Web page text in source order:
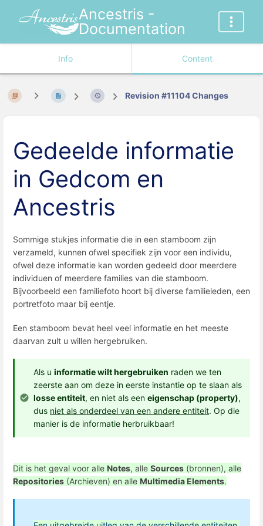
Ancestris -
Documentation
Info Content
Revision #11104 Changes
Gedeelde informatie
in Gedcom en
Ancestris
Sommige stukjes informatie die in een stamboom zijn
verzameld, kunnen ofwel specifiek zijn voor een individu,
ofwel deze informatie kan worden gedeeld door meerdere
individuen of meerdere families van die stamboom.
Bijvoorbeeld een familiefoto hoort bij diverse familieleden, een
portretfoto maar bij eentje.
Een stamboom bevat heel veel informatie en het meeste
daarvan zult u willen hergebruiken.
Als u informatie wilt hergebruiken raden we ten
zeerste aan om deze in eerste instantie op te slaan als
losse entiteit, en niet als een eigenschap (property),
dus niet als onderdeel van een andere entiteit. Op die
manier is de informatie herbruikbaar!
Dit is het geval voor alle Notes, alle Sources (bronnen), alle
Repositories (Archieven) en alle Multimedia Elements.